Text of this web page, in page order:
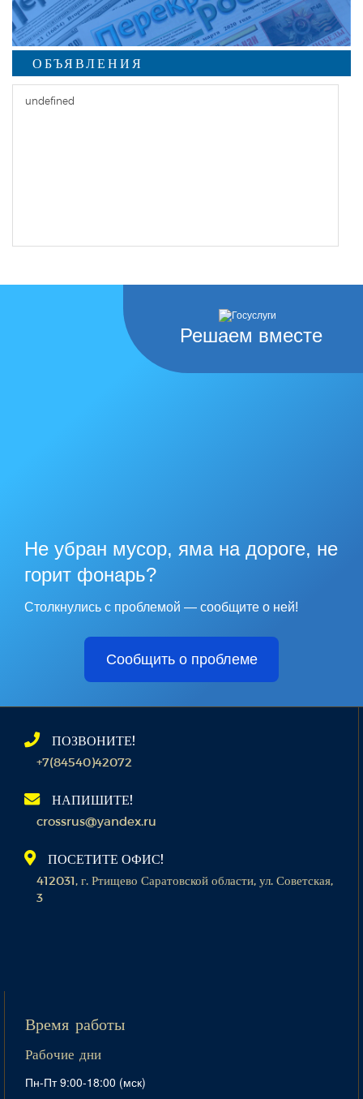
ОБЪЯВЛЕНИЯ
undefined
Решаем вместе
Не убран мусор, яма на дороге, не
горит фонарь?
Столкнулись с проблемой — сообщите о ней!
Сообщить о проблеме
ПОЗВОНИТЕ!
+7(84540)42072
НАПИШИТЕ!
crossrus@yandex.ru
ПОСЕТИТЕ ОФИС!
412031, г. Ртищево Саратовской области, ул. Советская,
3
Время работы
Рабочие дни
Пн-Пт 9:00-18:00 (мск)